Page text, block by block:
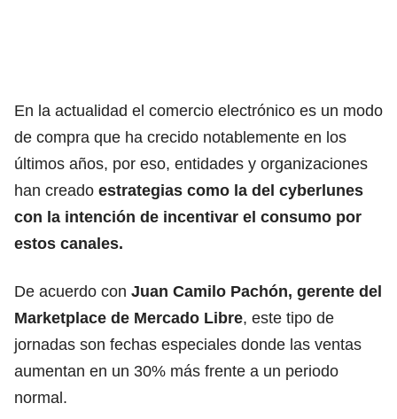
En la actualidad el comercio electrónico es un modo
de compra que ha crecido notablemente en los
últimos años, por eso, entidades y organizaciones
han creado estrategias como la del cyberlunes
con la intención de incentivar el consumo por
estos canales.
De acuerdo con Juan Camilo Pachón, gerente del
Marketplace de Mercado Libre, este tipo de
jornadas son fechas especiales donde las ventas
aumentan en un 30% más frente a un periodo
normal.